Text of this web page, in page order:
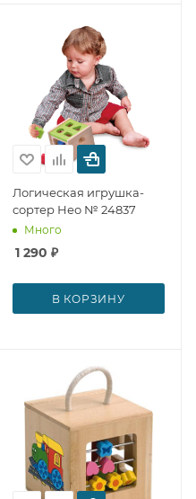
Логическая игрушка-
cортер Нео № 24837
Много
1 290 ₽
В КОРЗИНУ